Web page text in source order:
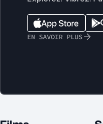
EN SAVOIR PLUS